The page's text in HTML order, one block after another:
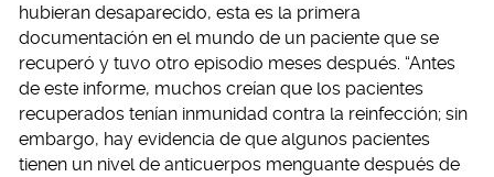
hubieran desaparecido, esta es la primera
documentación en el mundo de un paciente que se
recuperó y tuvo otro episodio meses después. “Antes
de este informe, muchos creían que los pacientes
recuperados tenían inmunidad contra la reinfección; sin
embargo, hay evidencia de que algunos pacientes
tienen un nivel de anticuerpos menguante después de